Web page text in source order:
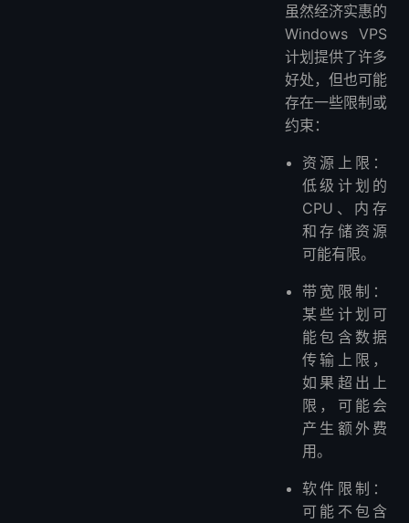
虽然经济实惠的
Windows VPS
计划提供了许多
好处，但也可能
存在一些限制或
约束：
资源上限：
低级计划的
CPU、内存
和存储资源
可能有限。
带宽限制：
某些计划可
能包含数据
传输上限，
如果超出上
限，可能会
产生额外费
用。
软件限制：
可能不包含